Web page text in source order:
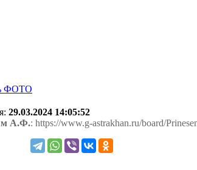
29.03.2024 14:05:52
А.Ф.: https://www.g-astrakhan.ru/board/